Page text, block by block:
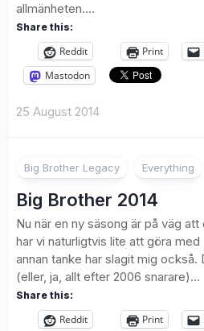
allmänheten....
Share this:
Reddit Print
Mastodon
25 August 2014
Big Brother Legacy Everything
Big Brother 2014
Nu när en ny säsong är på väg
har vi naturligtvis lite att göra
annan tanke har slagit mig också.
(eller, ja, allt efter 2006 snarare)...
Share this:
Reddit Print